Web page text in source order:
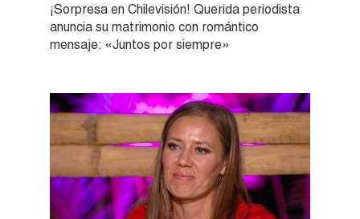
¡Sorpresa en Chilevisión! Querida periodista
anuncia su matrimonio con romántico
mensaje: «Juntos por siempre»